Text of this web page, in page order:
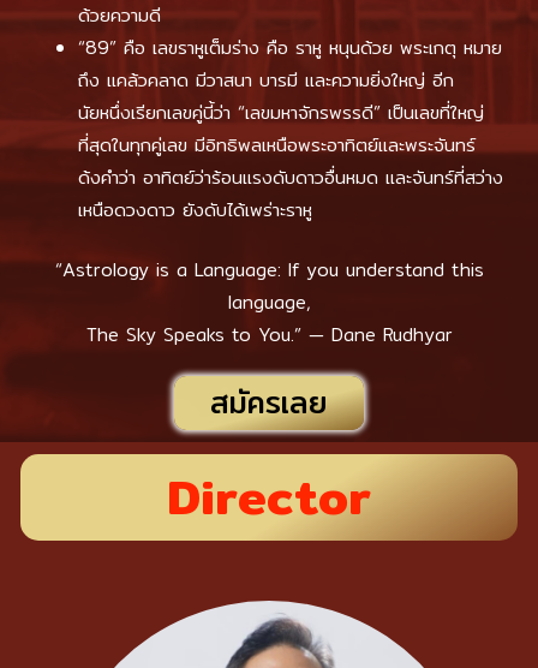
ด้วยความดี
“89” คือ เลขราหูเต็มร่าง คือ ราหู หนุนด้วย พระเกตุ หมาย
ถึง แคล้วคลาด มีวาสนา บารมี และความยิ่งใหญ่ อีก
นัยหนึ่งเรียกเลขคู่นี้ว่า “เลขมหาจักรพรรดี” เป็นเลขที่ใหญ่
ที่สุดในทุกคู่เลข มีอิทธิพลเหนือพระอาทิตย์และพระจันทร์
ด้งคำว่า อาทิตย์ว่าร้อนแรงดับดาวอื่นหมด และจันทร์ที่สว่าง
เหนือดวงดาว ยังดับได้เพร่าะราหู
“Astrology is a Language: If you understand this
language,
The Sky Speaks to You.” — Dane Rudhyar
สมัครเลย
Director